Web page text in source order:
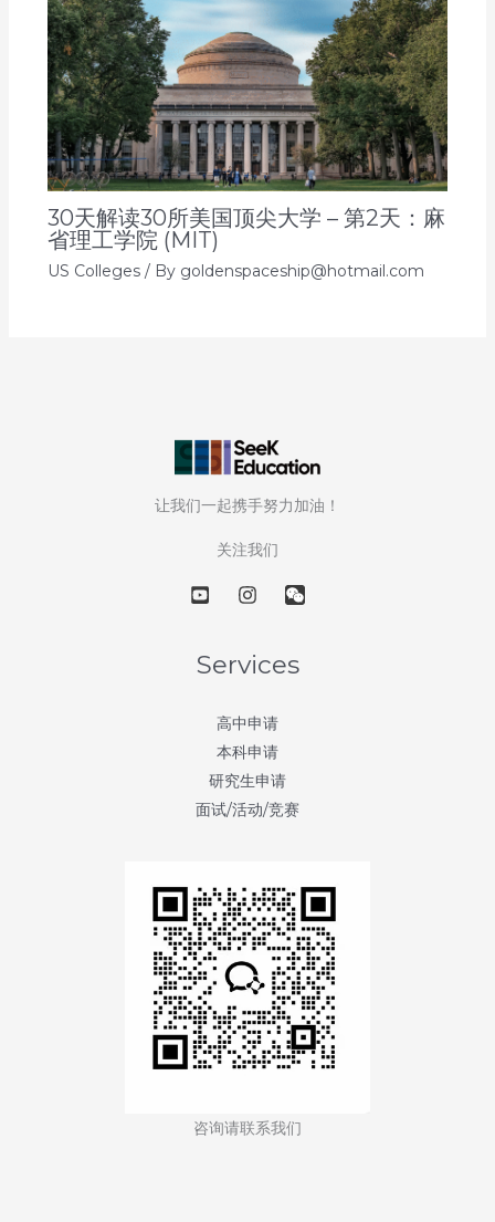
30天解读30所美国顶尖大学 – 第2天：麻
省理工学院 (MIT)
US Colleges/ By goldenspaceship@hotmail.com
让我们一起携手努力加油！
关注我们
Services
高中申请
本科申请
研究生申请
面试/活动/竞赛
咨询请联系我们